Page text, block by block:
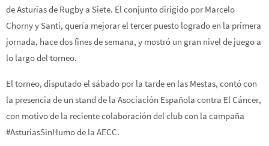
de Asturias de Rugby a Siete. El conjunto dirigido por Marcelo
Chorny y Santi, quería mejorar el tercer puesto logrado en la primera
jornada, hace dos fines de semana, y mostró un gran nivel de juego a
lo largo del torneo.
El torneo, disputado el sábado por la tarde en las Mestas, contó con
la presencia de un stand de la Asociación Española contra El Cáncer,
con motivo de la reciente colaboración del club con la campaña
#AsturiasSinHumo de la AECC.